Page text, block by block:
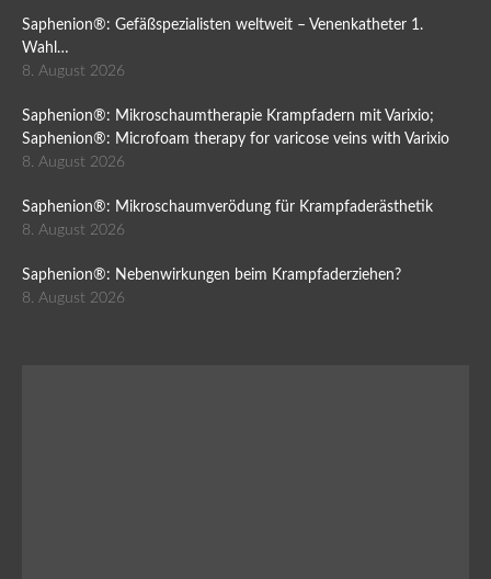
Saphenion®: Gefäßspezialisten weltweit – Venenkatheter 1.
Wahl…
8. August 2026
Saphenion®: Mikroschaumtherapie Krampfadern mit Varixio;
Saphenion®: Microfoam therapy for varicose veins with Varixio
8. August 2026
Saphenion®: Mikroschaumverödung für Krampfaderästhetik
8. August 2026
Saphenion®: Nebenwirkungen beim Krampfaderziehen?
8. August 2026